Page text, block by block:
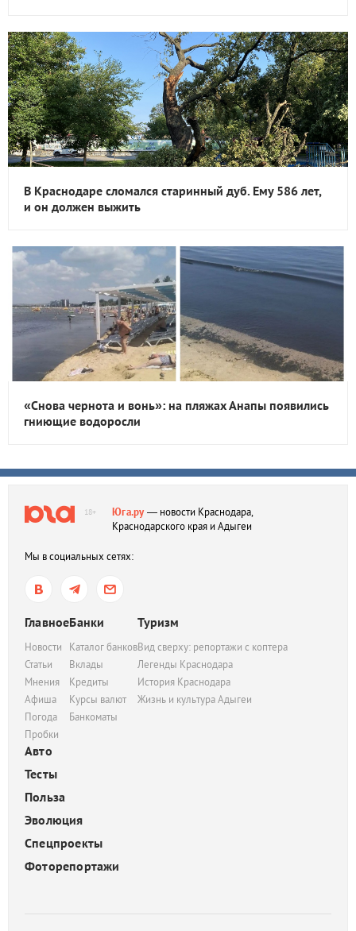
В Краснодаре сломался старинный дуб. Ему 586 лет,
и он должен выжить
«Снова чернота и вонь»: на пляжах Анапы появились
гниющие водоросли
18+ Юга.ру— новости Краснодара,
Краснодарского края и Адыгеи
Мы в социальных сетях:
Главное
Новости
Статьи
Мнения
Афиша
Погода
Пробки
Банки
Каталог банков
Вклады
Кредиты
Курсы валют
Банкоматы
Туризм
Вид сверху: репортажи с коптера
Легенды Краснодара
История Краснодара
Жизнь и культура Адыгеи
Авто
Тесты
Польза
Эволюция
Спецпроекты
Фоторепортажи